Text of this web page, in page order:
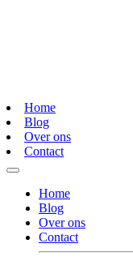
Home
Blog
Over ons
Contact
Home
Blog
Over ons
Contact